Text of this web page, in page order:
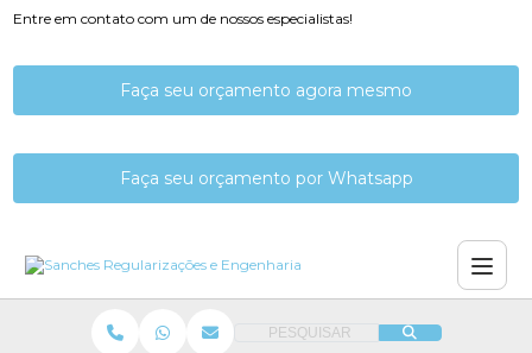
Entre em contato com um de nossos especialistas!
Faça seu orçamento agora mesmo
Faça seu orçamento por Whatsapp
PESQUISAR